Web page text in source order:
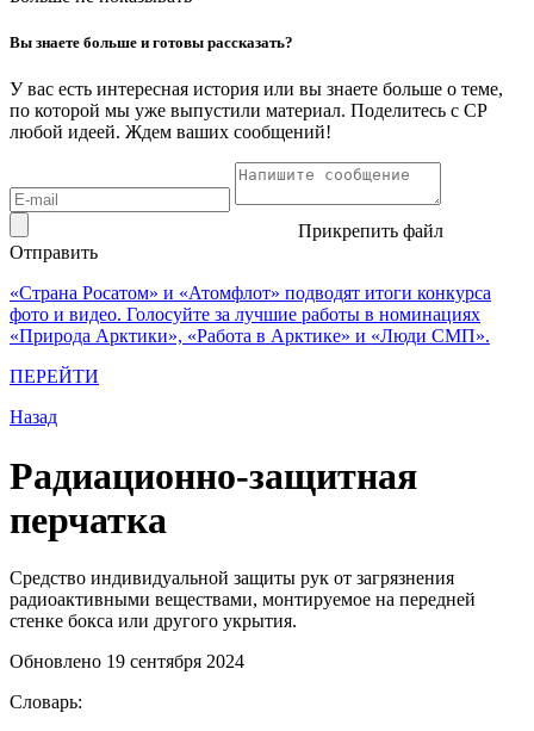
Вы знаете больше и готовы рассказать?
У вас есть интересная история или вы знаете больше о теме,
по которой мы уже выпустили материал. Поделитесь с СР
любой идеей. Ждем ваших сообщений!
Прикрепить файл
Отправить
«Страна Росатом» и «Атомфлот» подводят итоги конкурса
фото и видео. Голосуйте за лучшие работы в номинациях
«Природа Арктики», «Работа в Арктике» и «Люди СМП».
ПЕРЕЙТИ
Назад
Радиационно-защитная
перчатка
Средство индивидуальной защиты рук от загрязнения
радиоактивными веществами, монтируемое на передней
стенке бокса или другого укрытия.
Обновлено 19 сентября 2024
Словарь: